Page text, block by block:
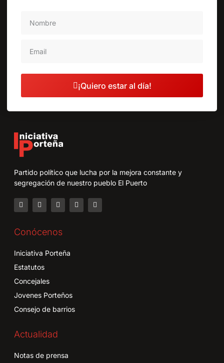
¡Quiero estar al día!
Partido político que lucha por la mejora constante y
segregación de nuestro pueblo El Puerto
Conócenos
Iniciativa Porteña
Estatutos
Concejales
Jovenes Porteños
Consejo de barrios
Actualidad
Notas de prensa